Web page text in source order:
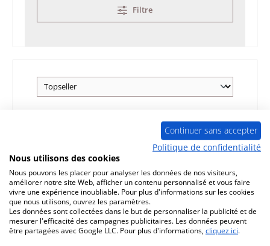
Filtre
Continuer sans accepter
Politique de confidentialité
Nous utilisons des cookies
Nous pouvons les placer pour analyser les données de nos visiteurs,
améliorer notre site Web, afficher un contenu personnalisé et vous faire
vivre une expérience inoubliable. Pour plus d'informations sur les cookies
que nous utilisons, ouvrez les paramètres.
Les données sont collectées dans le but de personnaliser la publicité et de
mesurer l'efficacité des campagnes publicitaires. Les données peuvent
être partagées avec Google LLC. Pour plus d'informations, cliquez ici.